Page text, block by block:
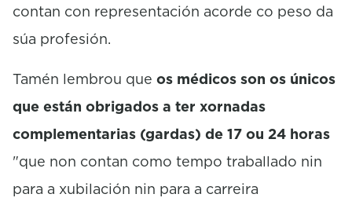
contan con representación acorde co peso da
súa profesión.
Tamén lembrou que os médicos son os únicos
que están obrigados a ter xornadas
complementarias (gardas) de 17 ou 24 horas
"que non contan como tempo traballado nin
para a xubilación nin para a carreira